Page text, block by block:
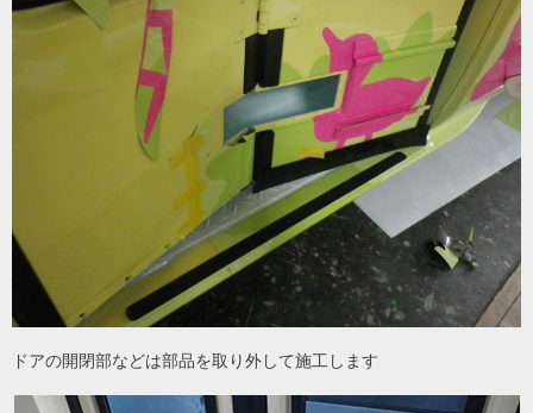
ドアの開閉部などは部品を取り外して施工します